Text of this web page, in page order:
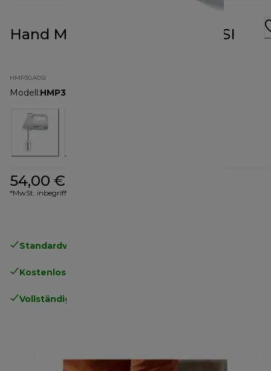
Hand Mixer Silver HMP30.A0SI
HMP30.A0SI
Modell:HMP30.A0SI
54,00 €
*MwSt. inbegriffen
Standardversand kostenlos
Kostenlose Rücksendungen
Vollständige Herstellergarantie